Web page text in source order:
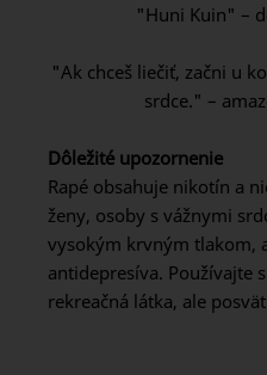
"Huni Kuin" –
"Ak chceš liečiť, začni u
srdce." –
Dôležité upozornenie
Rapé obsahuje nikotín a
ženy, osoby s vážnymi
vysokým krvným tlakom,
antidepresíva. Používajte
rekreačná látka, ale